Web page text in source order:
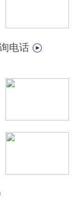
电话